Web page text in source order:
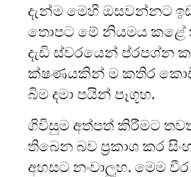
දැන්ම මෙහි ඔසවන්නට
තොපට මේ නියමය කළේ
දැඩි ස්වරයෙන් ප්රපශ්න
ක්ෂණයකින් ම කතිර
බිම දමා පයින් පෑගූහ.
ගිවිසුම අත්පත් කිරීමට
තිබෙන බව ප්‍රකාශ කර
අහසට නංවාලූහ. මෙම වීර